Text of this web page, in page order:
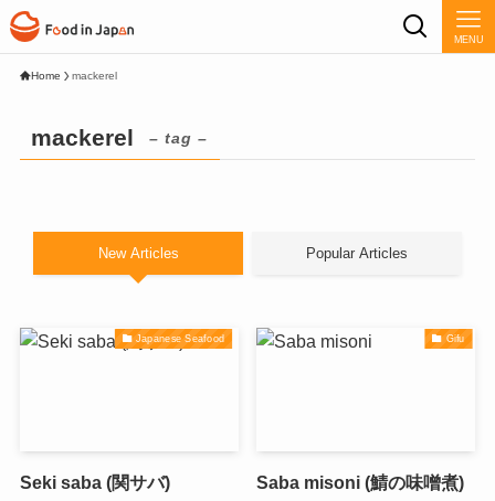
MENU
Home mackerel
mackerel – tag –
New Articles Popular Articles
Japanese Seafood
Seki saba (関サバ)
Gifu
Saba misoni (鯖の味噌煮)